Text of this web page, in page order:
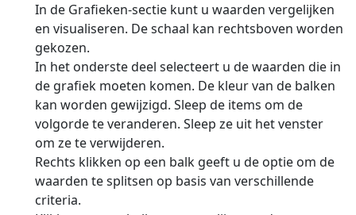
In de Grafieken-sectie kunt u waarden vergelijken
en visualiseren. De schaal kan rechtsboven worden
gekozen.
In het onderste deel selecteert u de waarden die in
de grafiek moeten komen. De kleur van de balken
kan worden gewijzigd. Sleep de items om de
volgorde te veranderen. Sleep ze uit het venster
om ze te verwijderen.
Rechts klikken op een balk geeft u de optie om de
waarden te splitsen op basis van verschillende
criteria.